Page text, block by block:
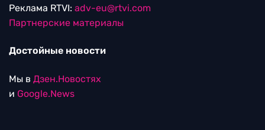
Реклама RTVI: adv-eu@rtvi.com
Партнерские материалы
Достойные новости
Мы в Дзен.Новостях
и Google.News